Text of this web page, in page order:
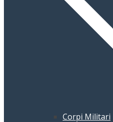
Corpi Militari